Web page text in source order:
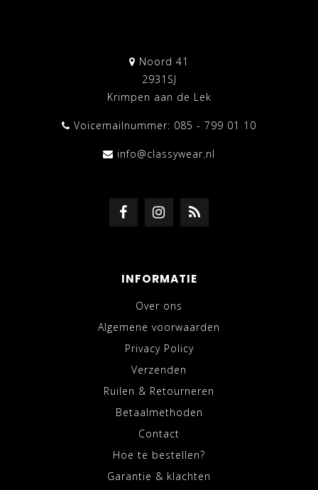
Noord 41
2931SJ
Krimpen aan de Lek
Voicemailnummer: 085 - 799 01 10
info@classywear.nl
INFORMATIE
Over ons
Algemene voorwaarden
Privacy Policy
Verzenden
Ruilen & Retourneren
Betaalmethoden
Contact
Hoe te bestellen?
Garantie & klachten